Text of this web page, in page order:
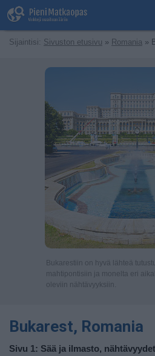
Sijaintisi: Sivuston etusivu » Romania »
Bukarestiin on hyvä lähteä
mahtipontisiin ja monelta eri
oleviin nähtävyyksiin.
Bukarest, Romania
Sivu 1: Sää ja ilmasto,